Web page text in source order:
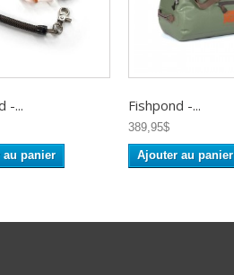
-...
au panier
Fishpond -...
389,95$
Ajouter au panier